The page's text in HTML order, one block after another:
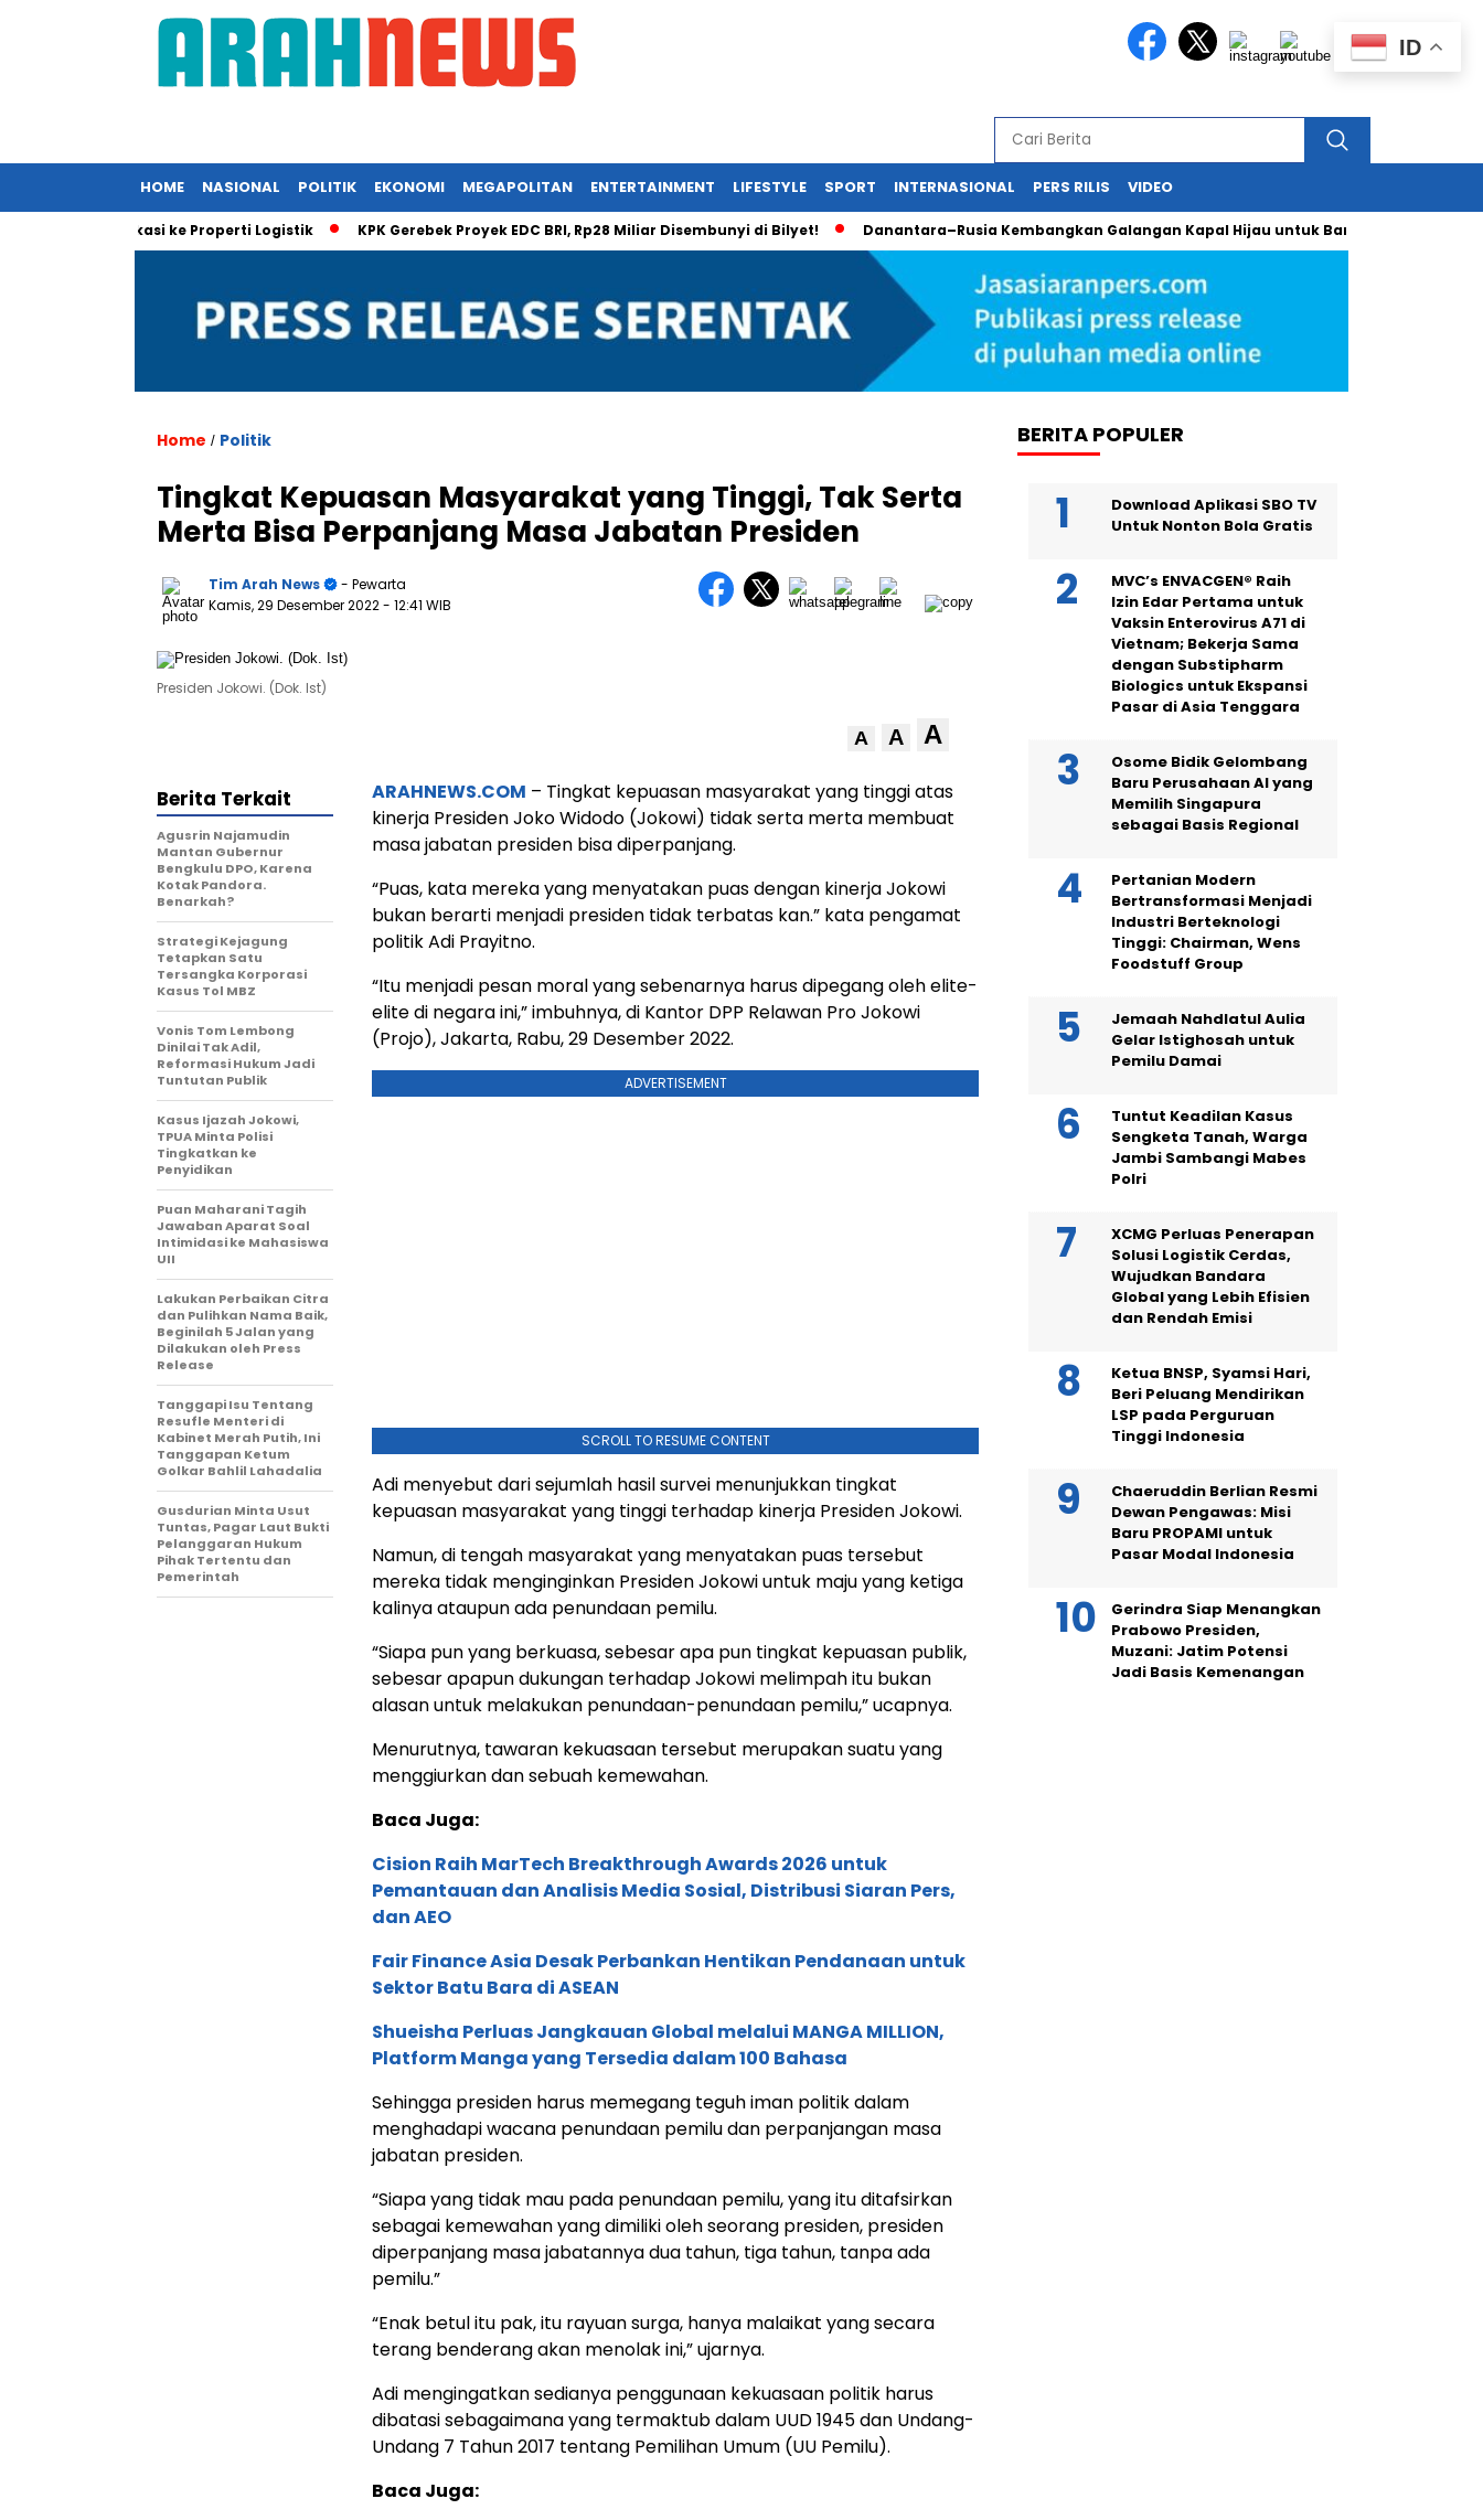
HOME NASIONAL POLITIK EKONOMI MEGAPOLITAN ENTERTAINMENT LIFESTYLE SPORT INTERNASIONAL PERS RILIS VIDEO
Diversifikasi ke Properti Logistik KPK Gerebek Proyek EDC BRI, Rp28 Miliar Disembunyi di Bilyet! Danantara–Rusia Kembangkan Galangan Kapal Hijau untuk Bangkitkan Maritim
Home / Politik
Tingkat Kepuasan Masyarakat yang Tinggi, Tak Serta
Merta Bisa Perpanjang Masa Jabatan Presiden
Tim Arah News
- Pewarta
Kamis, 29 Desember 2022- 12:41 WIB
Presiden Jokowi. (Dok. Ist)
A A A
ARAHNEWS.COM – Tingkat kepuasan masyarakat yang tinggi atas
kinerja Presiden Joko Widodo (Jokowi) tidak serta merta membuat
masa jabatan presiden bisa diperpanjang.
“Puas, kata mereka yang menyatakan puas dengan kinerja Jokowi
bukan berarti menjadi presiden tidak terbatas kan.” kata pengamat
politik Adi Prayitno.
“Itu menjadi pesan moral yang sebenarnya harus dipegang oleh elite-
elite di negara ini,” imbuhnya, di Kantor DPP Relawan Pro Jokowi
(Projo), Jakarta, Rabu, 29 Desember 2022.
ADVERTISEMENT
SCROLL TO RESUME CONTENT
Adi menyebut dari sejumlah hasil survei menunjukkan tingkat
kepuasan masyarakat yang tinggi terhadap kinerja Presiden Jokowi.
Namun, di tengah masyarakat yang menyatakan puas tersebut
mereka tidak menginginkan Presiden Jokowi untuk maju yang ketiga
kalinya ataupun ada penundaan pemilu.
“Siapa pun yang berkuasa, sebesar apa pun tingkat kepuasan publik,
sebesar apapun dukungan terhadap Jokowi melimpah itu bukan
alasan untuk melakukan penundaan-penundaan pemilu,” ucapnya.
Menurutnya, tawaran kekuasaan tersebut merupakan suatu yang
menggiurkan dan sebuah kemewahan.
Baca Juga:
Cision Raih MarTech Breakthrough Awards 2026 untuk
Pemantauan dan Analisis Media Sosial, Distribusi Siaran Pers,
dan AEO
Fair Finance Asia Desak Perbankan Hentikan Pendanaan untuk
Sektor Batu Bara di ASEAN
Shueisha Perluas Jangkauan Global melalui MANGA MILLION,
Platform Manga yang Tersedia dalam 100 Bahasa
Sehingga presiden harus memegang teguh iman politik dalam
menghadapi wacana penundaan pemilu dan perpanjangan masa
jabatan presiden.
“Siapa yang tidak mau pada penundaan pemilu, yang itu ditafsirkan
sebagai kemewahan yang dimiliki oleh seorang presiden, presiden
diperpanjang masa jabatannya dua tahun, tiga tahun, tanpa ada
pemilu.”
“Enak betul itu pak, itu rayuan surga, hanya malaikat yang secara
terang benderang akan menolak ini,” ujarnya.
Adi mengingatkan sedianya penggunaan kekuasaan politik harus
dibatasi sebagaimana yang termaktub dalam UUD 1945 dan Undang-
Undang 7 Tahun 2017 tentang Pemilihan Umum (UU Pemilu).
Baca Juga:
Berita Terkait
Agusrin Najamudin
Mantan Gubernur
Bengkulu DPO, Karena
Kotak Pandora.
Benarkah?
Strategi Kejagung
Tetapkan Satu
Tersangka Korporasi
Kasus Tol MBZ
Vonis Tom Lembong
Dinilai Tak Adil,
Reformasi Hukum Jadi
Tuntutan Publik
Kasus Ijazah Jokowi,
TPUA Minta Polisi
Tingkatkan ke
Penyidikan
Puan Maharani Tagih
Jawaban Aparat Soal
Intimidasi ke Mahasiswa
UII
Lakukan Perbaikan Citra
dan Pulihkan Nama Baik,
Beginilah 5 Jalan yang
Dilakukan oleh Press
Release
Tanggapi Isu Tentang
Resufle Menteri di
Kabinet Merah Putih, Ini
Tanggapan Ketum
Golkar Bahlil Lahadalia
Gusdurian Minta Usut
Tuntas, Pagar Laut Bukti
Pelanggaran Hukum
Pihak Tertentu dan
Pemerintah
BERITA POPULER
Download Aplikasi SBO TV
Untuk Nonton Bola Gratis
MVC’s ENVACGEN® Raih
Izin Edar Pertama untuk
Vaksin Enterovirus A71 di
Vietnam; Bekerja Sama
dengan Substipharm
Biologics untuk Ekspansi
Pasar di Asia Tenggara
Osome Bidik Gelombang
Baru Perusahaan AI yang
Memilih Singapura
sebagai Basis Regional
Pertanian Modern
Bertransformasi Menjadi
Industri Berteknologi
Tinggi: Chairman, Wens
Foodstuff Group
Jemaah Nahdlatul Aulia
Gelar Istighosah untuk
Pemilu Damai
Tuntut Keadilan Kasus
Sengketa Tanah, Warga
Jambi Sambangi Mabes
Polri
XCMG Perluas Penerapan
Solusi Logistik Cerdas,
Wujudkan Bandara
Global yang Lebih Efisien
dan Rendah Emisi
Ketua BNSP, Syamsi Hari,
Beri Peluang Mendirikan
LSP pada Perguruan
Tinggi Indonesia
Chaeruddin Berlian Resmi
Dewan Pengawas: Misi
Baru PROPAMI untuk
Pasar Modal Indonesia
Gerindra Siap Menangkan
Prabowo Presiden,
Muzani: Jatim Potensi
Jadi Basis Kemenangan
ID